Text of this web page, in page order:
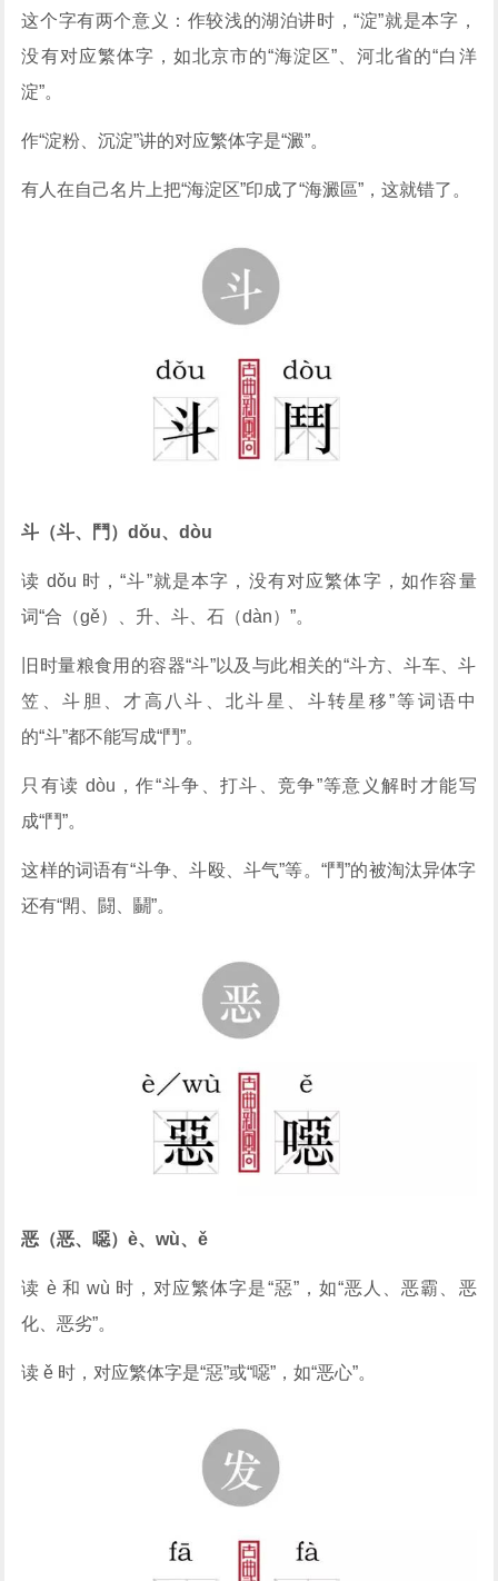
这个字有两个意义：作较浅的湖泊讲时，“淀”就是本字，
没有对应繁体字，如北京市的“海淀区”、河北省的“白洋
淀”。
作“淀粉、沉淀”讲的对应繁体字是“澱”。
有人在自己名片上把“海淀区”印成了“海澱區”，这就错了。
斗（斗、鬥）dǒu、dòu
读 dǒu 时，“斗”就是本字，没有对应繁体字，如作容量
词“合（gě）、升、斗、石（dàn）”。
旧时量粮食用的容器“斗”以及与此相关的“斗方、斗车、斗
笠、斗胆、才高八斗、北斗星、斗转星移”等词语中
的“斗”都不能写成“鬥”。
只有读 dòu，作“斗争、打斗、竞争”等意义解时才能写
成“鬥”。
这样的词语有“斗争、斗殴、斗气”等。“鬥”的被淘汰异体字
还有“閗、闘、鬭”。
恶（恶、噁）è、wù、ě
读 è 和 wù 时，对应繁体字是“惡”，如“恶人、恶霸、恶
化、恶劣”。
读 ě 时，对应繁体字是“惡”或“噁”，如“恶心”。